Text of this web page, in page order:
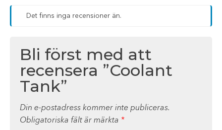
Det finns inga recensioner än.
Bli först med att
recensera ”Coolant
Tank”
Din e-postadress kommer inte publiceras.
Obligatoriska fält är märkta *